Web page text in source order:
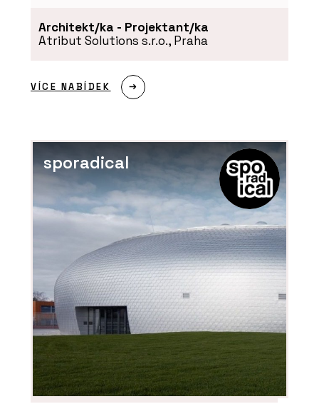
Architekt/ka - Projektant/ka
Atribut Solutions s.r.o., Praha
VÍCE NABÍDEK
sporadical